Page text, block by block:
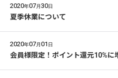
2020年07月30日
夏季休業について
2020年07月01 日
会員様限定！ポイント還元10%